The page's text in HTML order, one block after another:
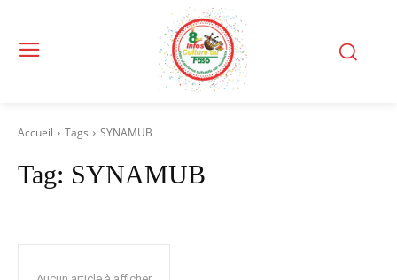
Accueil Tags SYNAMUB
Tag: SYNAMUB